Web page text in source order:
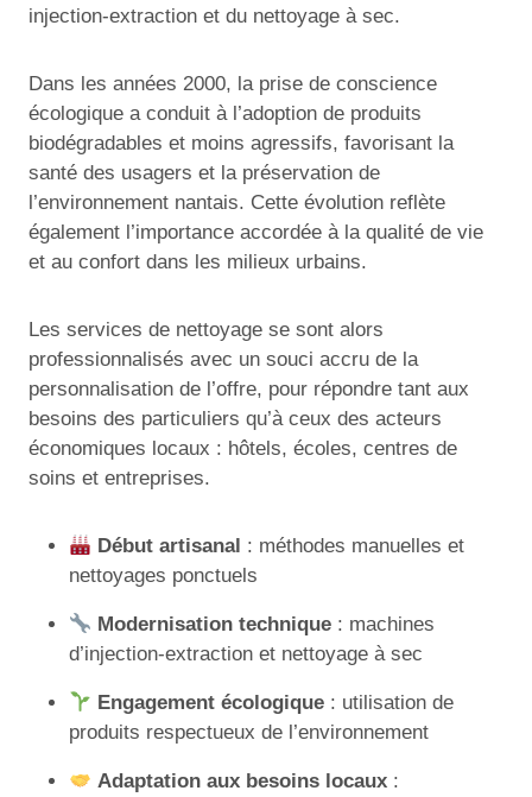
injection-extraction et du nettoyage à sec.
Dans les années 2000, la prise de conscience
écologique a conduit à l’adoption de produits
biodégradables et moins agressifs, favorisant la
santé des usagers et la préservation de
l’environnement nantais. Cette évolution reflète
également l’importance accordée à la qualité de vie
et au confort dans les milieux urbains.
Les services de nettoyage se sont alors
professionnalisés avec un souci accru de la
personnalisation de l’offre, pour répondre tant aux
besoins des particuliers qu’à ceux des acteurs
économiques locaux : hôtels, écoles, centres de
soins et entreprises.
Début artisanal : méthodes manuelles et
nettoyages ponctuels
Modernisation technique : machines
d’injection-extraction et nettoyage à sec
Engagement écologique : utilisation de
produits respectueux de l’environnement
Adaptation aux besoins locaux :